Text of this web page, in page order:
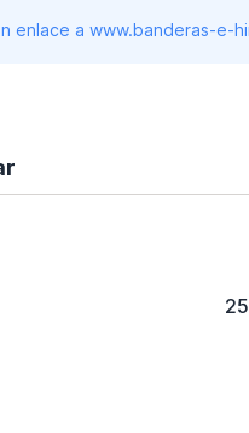
enlace a www.banderas-e-